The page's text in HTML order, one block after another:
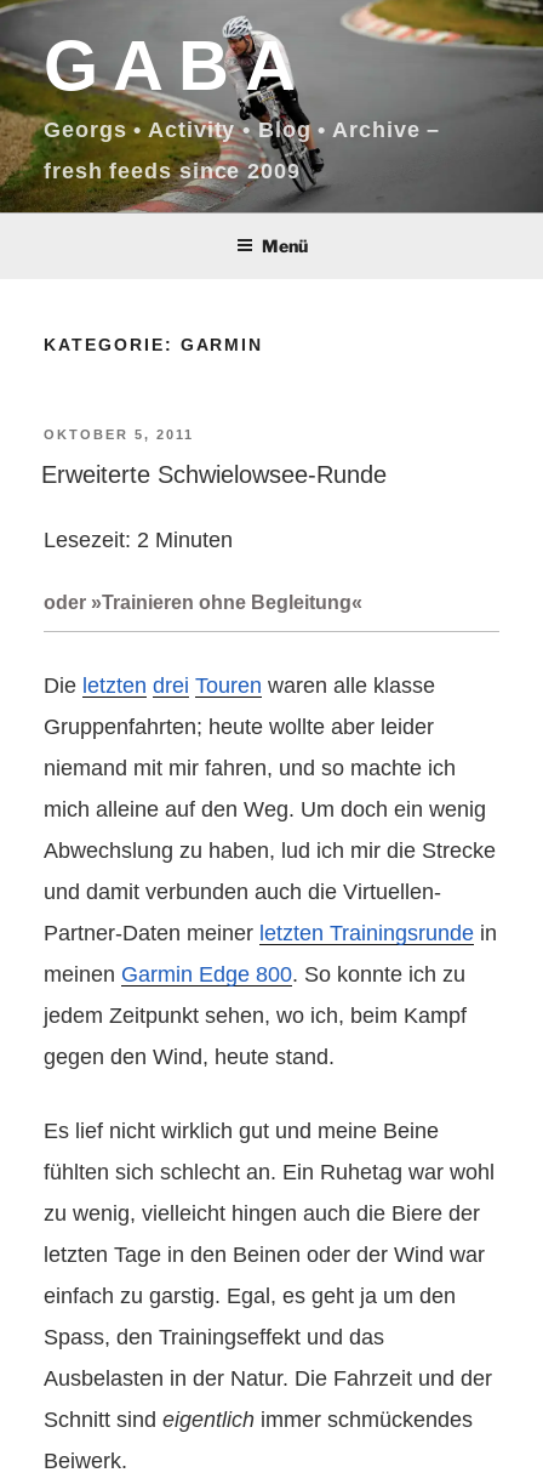
Zum
Inhalt
springenGABA
Georgs • Activity • Blog • Archive –
fresh feeds since 2009
Menü
KATEGORIE: GARMIN
VERÖFFENTLICHT
AM
OKTOBER 5, 2011
Erweiterte Schwielowsee-Runde
Lesezeit: 2 Minuten
oder »Trainieren ohne Begleitung«
Die letzten drei Touren waren alle klasse
Gruppenfahrten; heute wollte aber leider
niemand mit mir fahren, und so machte ich
mich alleine auf den Weg. Um doch ein wenig
Abwechslung zu haben, lud ich mir die Strecke
und damit verbunden auch die Virtuellen-
Partner-Daten meiner letzten Trainingsrunde in
meinen Garmin Edge 800. So konnte ich zu
jedem Zeitpunkt sehen, wo ich, beim Kampf
gegen den Wind, heute stand.
Es lief nicht wirklich gut und meine Beine
fühlten sich schlecht an. Ein Ruhetag war wohl
zu wenig, vielleicht hingen auch die Biere der
letzten Tage in den Beinen oder der Wind war
einfach zu garstig. Egal, es geht ja um den
Spass, den Trainingseffekt und das
Ausbelasten in der Natur. Die Fahrzeit und der
Schnitt sind eigentlich immer schmückendes
Beiwerk.